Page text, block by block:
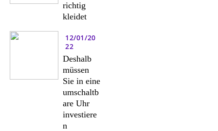
richtig
kleidet
12/01/20
22
Deshalb
müssen
Sie in eine
umschaltb
are Uhr
investiere
n